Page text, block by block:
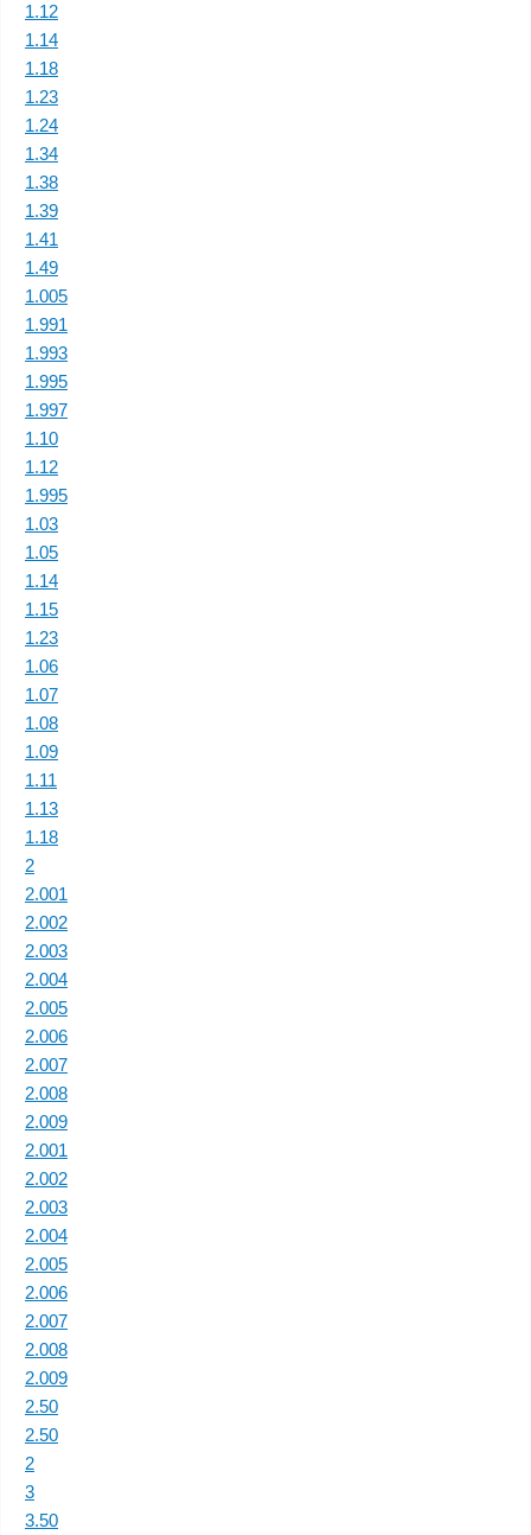
1.12
1.14
1.18
1.23
1.24
1.34
1.38
1.39
1.41
1.49
1.005
1.991
1.993
1.995
1.997
1.10
1.12
1.995
1.03
1.05
1.14
1.15
1.23
1.06
1.07
1.08
1.09
1.11
1.13
1.18
2
2.001
2.002
2.003
2.004
2.005
2.006
2.007
2.008
2.009
2.001
2.002
2.003
2.004
2.005
2.006
2.007
2.008
2.009
2.50
2.50
2
3
3.50